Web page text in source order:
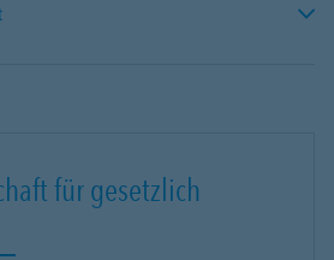
für gesetzlich